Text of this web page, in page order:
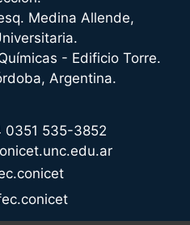
Medina Allende,
- Edificio Torre.
Argentina.
0351 535-3852